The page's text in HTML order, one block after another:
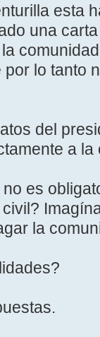
esta
una
lo tanto
del
a la
es
la